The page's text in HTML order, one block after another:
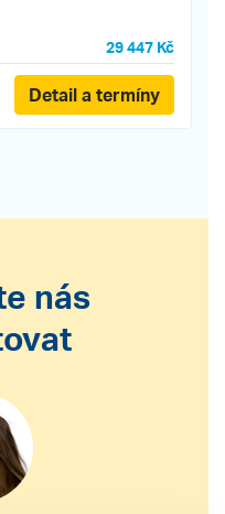
29 447 Kč
Detail a termíny
nás